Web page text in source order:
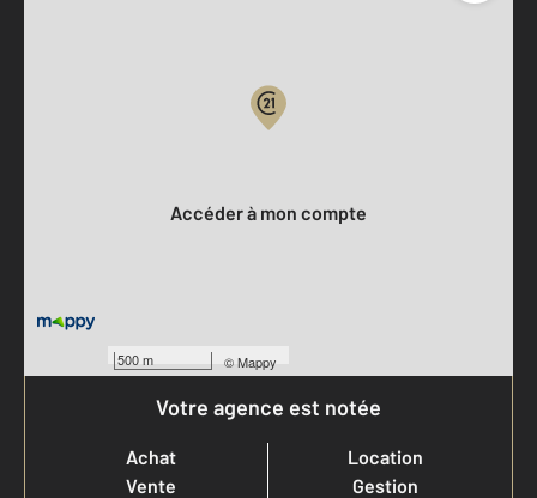
500 m ©Mappy
Accéder à mon compte
Votre agence est notée
Achat
Vente
Location
Gestion